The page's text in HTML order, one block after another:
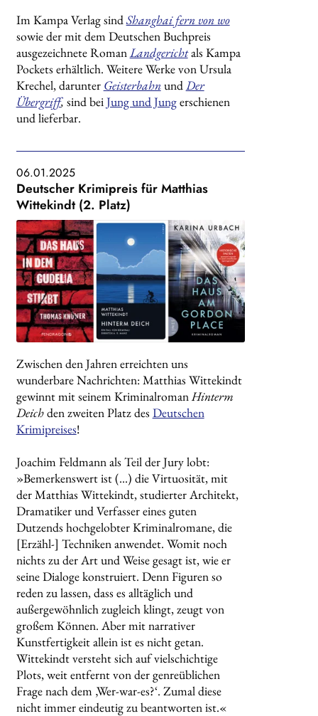
Im Kampa Verlag sindShanghai fern von wo
sowie der mit dem Deutschen Buchpreis
ausgezeichnete RomanLandgerichtals Kampa
Pockets erhältlich. Weitere Werke von Ursula
Krechel, darunter GeisterbahnundDer
Übergriff, sind beiJung und Jungerschienen
und lieferbar.
06.01.2025
Deutscher Krimipreis für Matthias
Wittekindt (2. Platz)
Zwischen den Jahren erreichten uns
wunderbare Nachrichten: Matthias Wittekindt
gewinnt mit seinem KriminalromanHinterm
Deichden zweiten Platz des Deutschen
Krimipreises!
Joachim Feldmann als Teil der Jury lobt:
»Bemerkenswert ist (…) die Virtuosität, mit
der Matthias Wittekindt, studierter Architekt,
Dramatiker und Verfasser eines guten
Dutzends hochgelobter Kriminalromane, die
[Erzähl-] Techniken anwendet. Womit noch
nichts zu der Art und Weise gesagt ist, wie er
seine Dialoge konstruiert. Denn Figuren so
reden zu lassen, dass es alltäglich und
außergewöhnlich zugleich klingt, zeugt von
großem Können. Aber mit narrativer
Kunstfertigkeit allein ist es nicht getan.
Wittekindt versteht sich auf vielschichtige
Plots, weit entfernt von der genreüblichen
Frage nach dem ‚Wer-war-es?‘. Zumal diese
nicht immer eindeutig zu beantworten ist.«